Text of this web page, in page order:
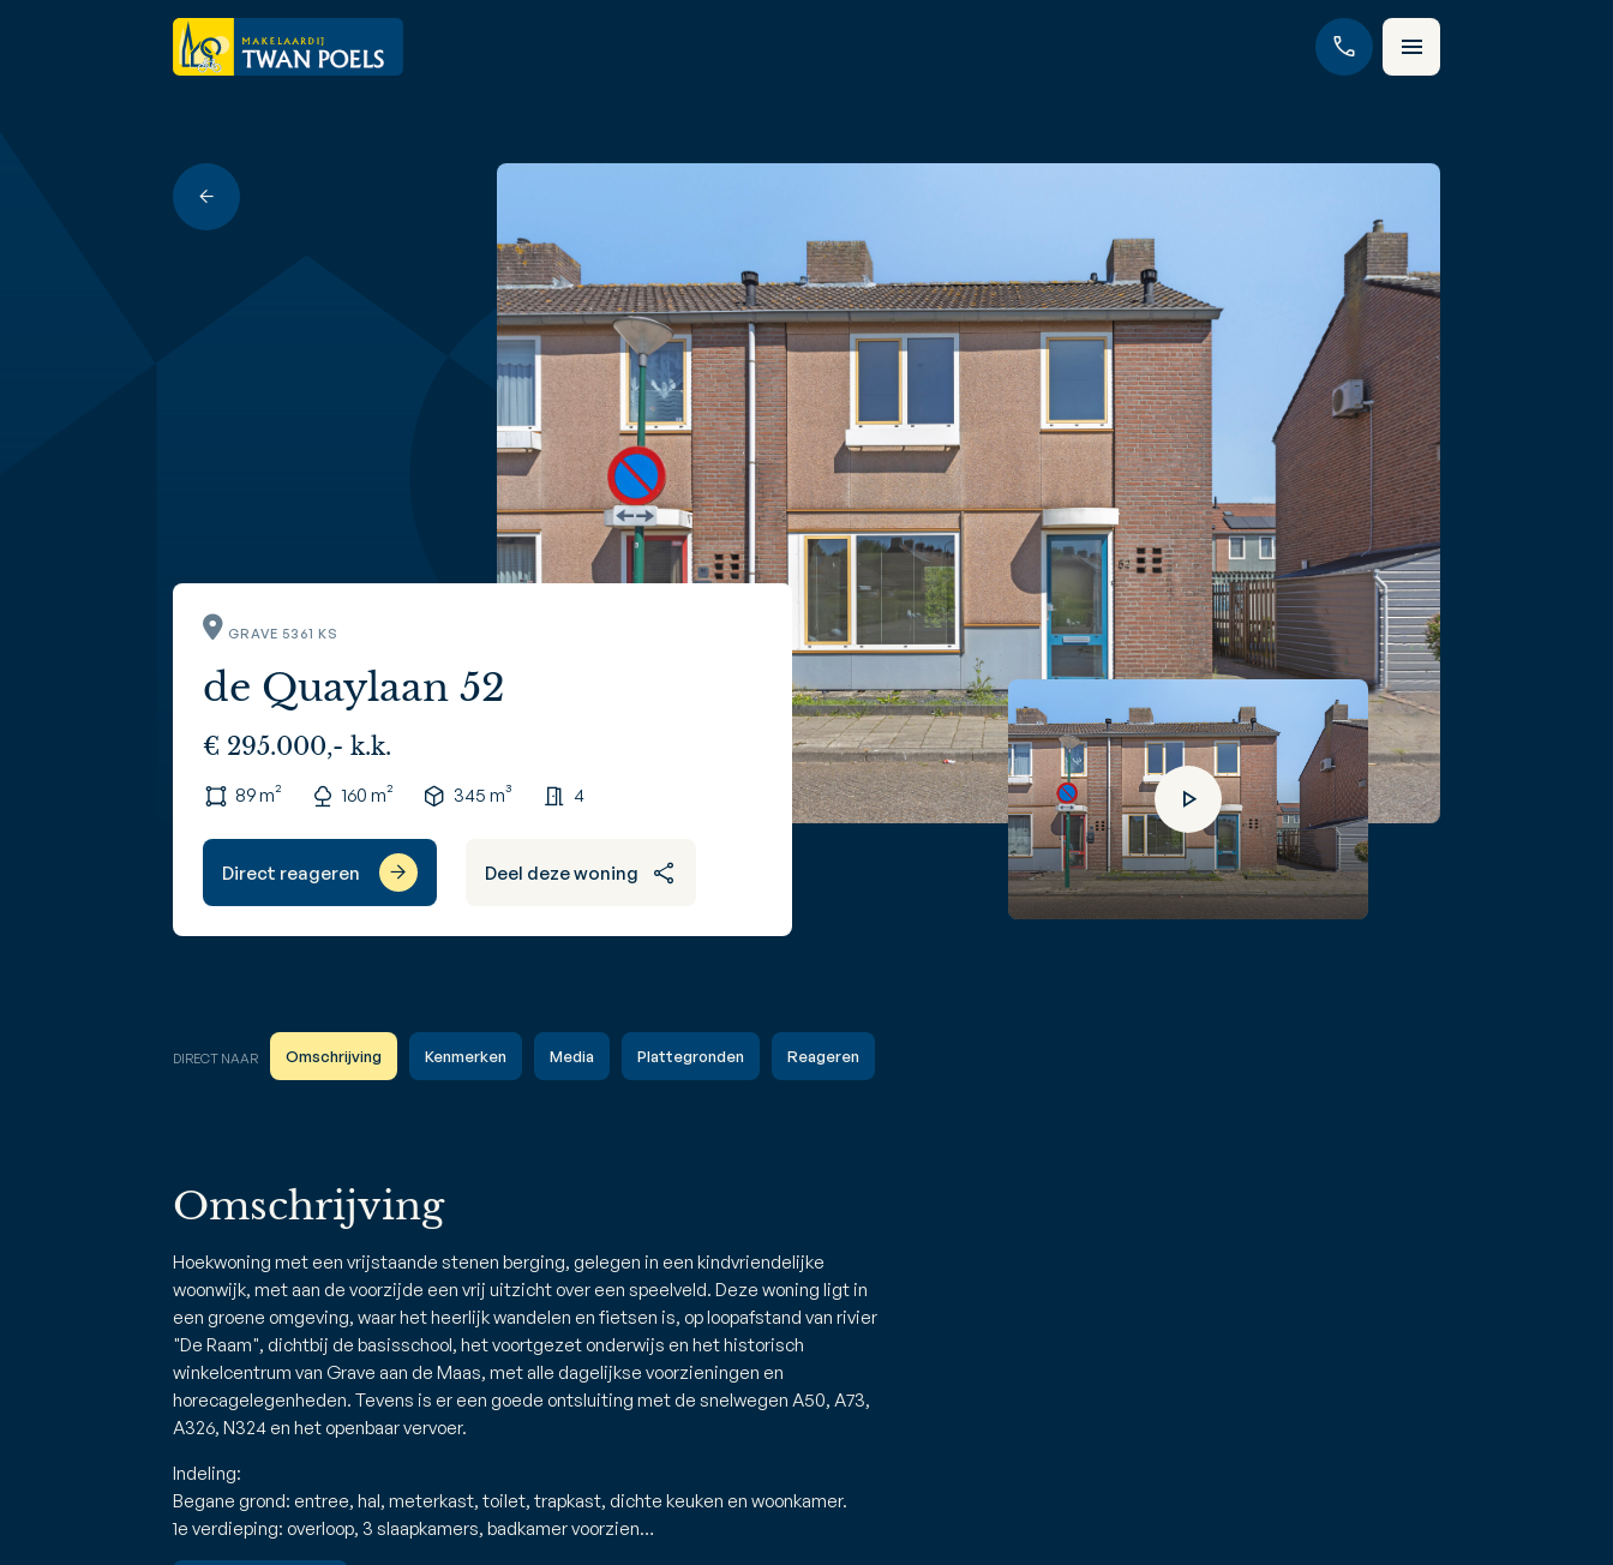
GRAVE 5361 KS
de Quaylaan 52
€ 295.000,- k.k.
89 m² 160 m² 345 m³ 4
Direct reageren Deel deze woning
DIRECT NAAR Omschrijving Kenmerken Media Plattegronden Reageren
Omschrijving
Hoekwoning met een vrijstaande stenen berging, gelegen in een kindvriendelijke
woonwijk, met aan de voorzijde een vrij uitzicht over een speelveld. Deze woning ligt in
een groene omgeving, waar het heerlijk wandelen en fietsen is, op loopafstand van rivier
"De Raam", dichtbij de basisschool, het voortgezet onderwijs en het historisch
winkelcentrum van Grave aan de Maas, met alle dagelijkse voorzieningen en
horecagelegenheden. Tevens is er een goede ontsluiting met de snelwegen A50, A73,
A326, N324 en het openbaar vervoer.
Indeling:
Begane grond: entree, hal, meterkast, toilet, trapkast, dichte keuken en woonkamer.
1e verdieping: overloop, 3 slaapkamers, badkamer voorzien…